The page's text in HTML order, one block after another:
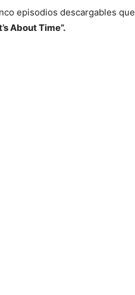
episodios descargables
About Time”.